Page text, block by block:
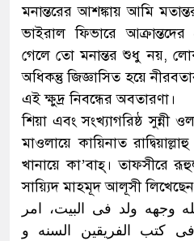
মনান্তরের আশঙ্কায় আমি
ভাইরাল ফিভারে
গেলে তো মনান্তর শুধু নয়,
অধিকন্তু জিজ্ঞাসিত হয়ে
এই ক্ষুদ্র নিবন্ধের অবতারণা।
শিয়া এবং সংখ্যাগরিষ্ঠ সুন্নী
মাওলায়ে কায়িনাত
খানায়ে কা’বাহ্। তাফসীরে
সায়্যিদ মাহমূদ আলূসী
وجهه ولد فی البیت، امر
کتب الفریقین السنه و